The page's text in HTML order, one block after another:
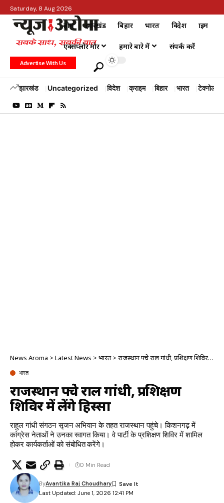
Saturday, 8 Aug 2026
होम झारखंड बिहार भारत विदेश क्राइम
एक्सप्लोर मोर हमारे बारे में संपर्क करें
Advertise With Us
झारखंड Uncategorized विदेश क्राइम बिहार भारत टेक्नोलॉजी
News Aroma > Latest News > भारत> राजस्थान पहुंचे राहुल गांधी, प्रशिक्षण शिविर में लेंगे हिस्सा
भारत
राजस्थान पहुंचे राहुल गांधी, प्रशिक्षण
शिविर में लेंगे हिस्सा
राहुल गांधी संगठन सृजन अभियान के तहत राजस्थान पहुंचे। किशनगढ़ में
कांग्रेस नेताओं ने उनका स्वागत किया। वे पार्टी के प्रशिक्षण शिविर में शामिल
होकर कार्यकर्ताओं को संबोधित करेंगे।
Last Updated: June 1, 2026 12:41 PM
ByAvantika Raj Choudhary
0 Min Read